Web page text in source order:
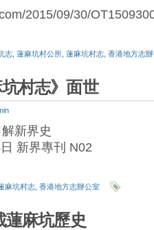
2015/09/30/
志 蓮麻坑村公所 蓮麻坑村志 香港地方志
村志》面世
新界史
新界專刊 N02
麻坑村志 香港地方志辦公室
蓮麻坑歷史